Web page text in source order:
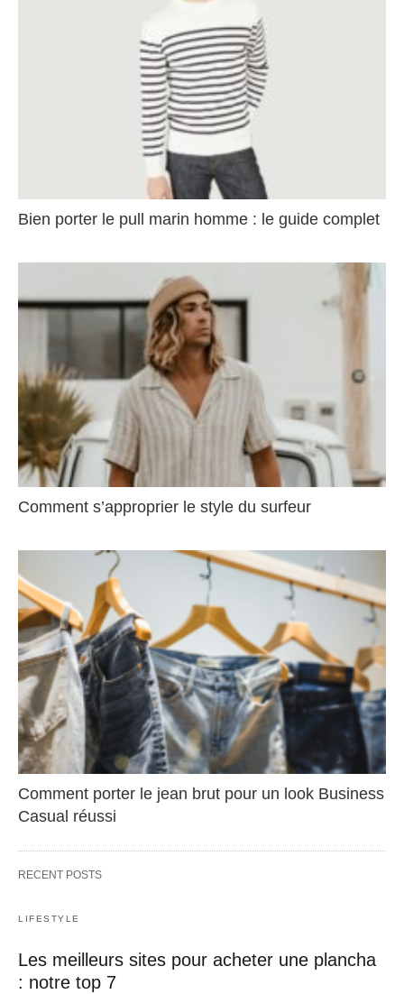
Bien porter le pull marin homme : le guide complet
Comment s’approprier le style du surfeur
Comment porter le jean brut pour un look Business
Casual réussi
RECENT POSTS
LIFESTYLE
Les meilleurs sites pour acheter une plancha
: notre top 7